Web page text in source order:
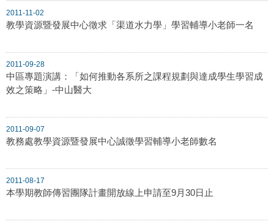
2011-11-02
教學資源暨發展中心徵求「渠道水力學」學習輔導小老師一名
2011-09-28
中區專題演講：「如何推動各系所之課程規劃與達成學生學習成
效之策略」-中山醫大
2011-09-07
教務處教學資源暨發展中心誠徵學習輔導小老師數名
2011-08-17
本學期教師傳習團隊計畫開放線上申請至9月30日止